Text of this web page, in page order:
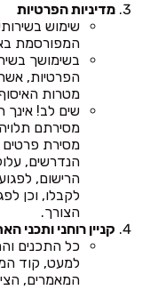
מדיניות הפרטיות
שימוש
המפורסמת
בשימושך
הפרטיות,
מטרות
שים לב! אינך
מסירתם
מסירת פרטים
הנדרשים,
הרישום,
לקבלו, וכן
הצורך.
קניין רוחני ותכני
כל התכנים
למעט, קוד
המאמרים,